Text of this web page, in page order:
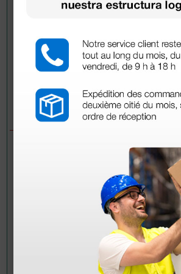
Envía tu pregunta
PREGUNTAS/RESPUESTAS
Buenos días. ¿Las jeringas están
Doctor Shop- 27/12/2023